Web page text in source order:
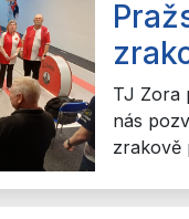
TJ Zora
nás
zrakově